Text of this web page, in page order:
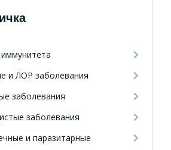
и ЛОР заболевания
заболевания
заболевания
и паразитарные